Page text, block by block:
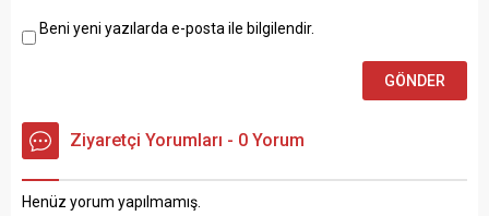
Beni yeni yazılarda e-posta ile bilgilendir.
Ziyaretçi Yorumları - 0 Yorum
Henüz yorum yapılmamış.